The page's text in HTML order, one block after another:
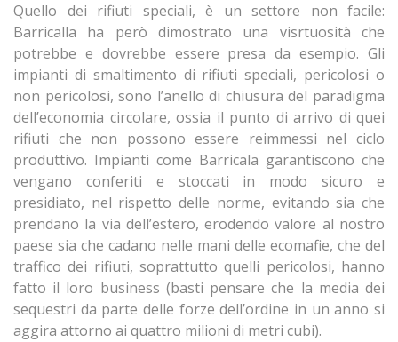
Quello dei rifiuti speciali, è un settore non facile:
Barricalla ha però dimostrato una visrtuosità che
potrebbe e dovrebbe essere presa da esempio. Gli
impianti di smaltimento di rifiuti speciali, pericolosi o
non pericolosi, sono l’anello di chiusura del paradigma
dell’economia circolare, ossia il punto di arrivo di quei
rifiuti che non possono essere reimmessi nel ciclo
produttivo. Impianti come Barricala garantiscono che
vengano conferiti e stoccati in modo sicuro e
presidiato, nel rispetto delle norme, evitando sia che
prendano la via dell’estero, erodendo valore al nostro
paese sia che cadano nelle mani delle ecomafie, che del
traffico dei rifiuti, soprattutto quelli pericolosi, hanno
fatto il loro business (basti pensare che la media dei
sequestri da parte delle forze dell’ordine in un anno si
aggira attorno ai quattro milioni di metri cubi).